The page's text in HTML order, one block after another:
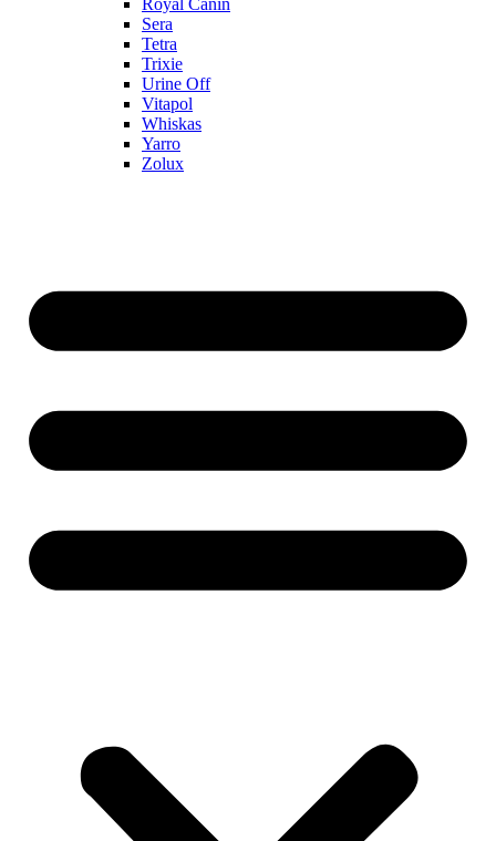
Royal Canin
Sera
Tetra
Trixie
Urine Off
Vitapol
Whiskas
Yarro
Zolux